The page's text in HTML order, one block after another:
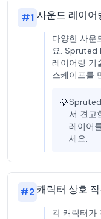
#1 사운드 레이어
다양한 사운
요. Spruted
레이어링 기
스케이프를
💡
서 견고
레이어
세요.
#2 캐릭터 상호
각 캐릭터가